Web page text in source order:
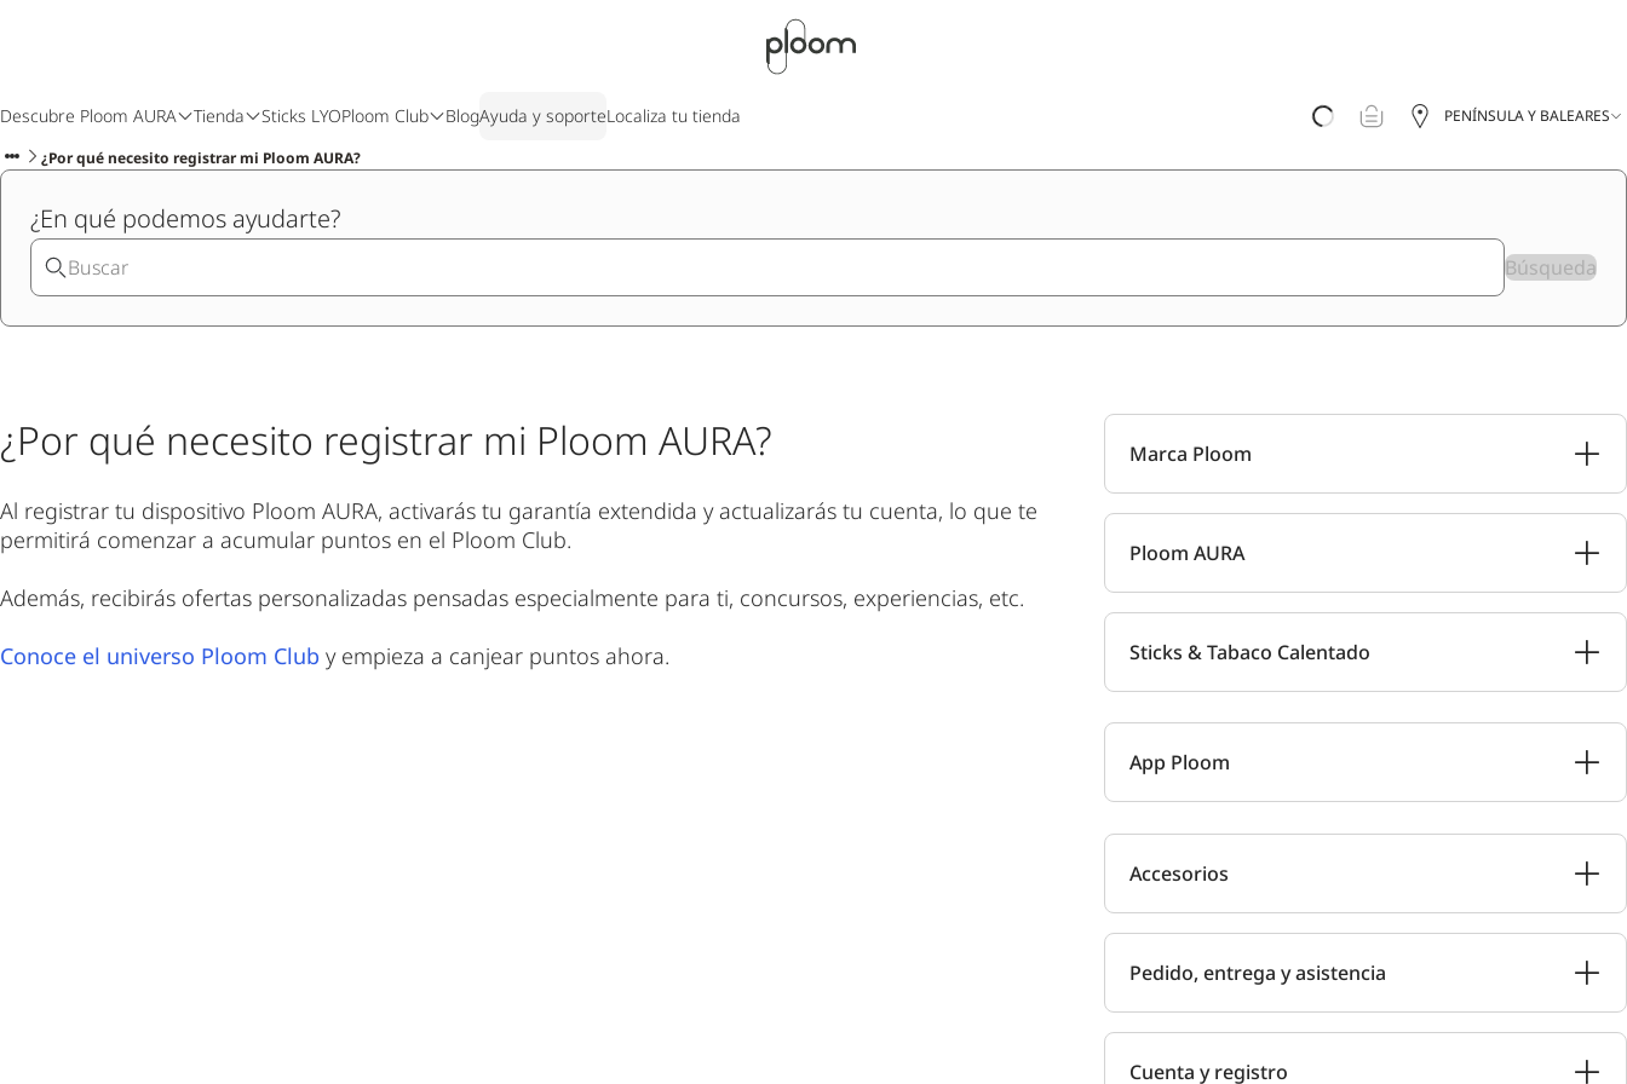
Descubre Ploom AURA Tienda Sticks LYOPloom Club BlogAyuda y soporteLocaliza tu tienda PENÍNSULA Y BALEARES
¿Por qué necesito registrar mi Ploom AURA?
¿En qué podemos ayudarte?
Búsqueda
¿Por qué necesito registrar mi Ploom AURA?
Al registrar tu dispositivo Ploom AURA, activarás tu garantía extendida y actualizarás tu cuenta, lo que te
permitirá comenzar a acumular puntos en el Ploom Club.
Además, recibirás ofertas personalizadas pensadas especialmente para ti, concursos, experiencias, etc.
Conoce el universo Ploom Club y empieza a canjear puntos ahora.
Marca Ploom
Ploom AURA
Sticks & Tabaco Calentado
App Ploom
Accesorios
Pedido, entrega y asistencia
Cuenta y registro